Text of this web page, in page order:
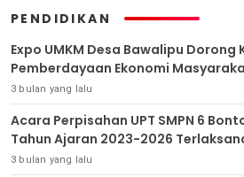
PENDIDIKAN
Expo UMKM Desa Bawalipu
Pemberdayaan Ekonomi
3 bulan yang lalu
Acara Perpisahan UPT SMPN 6
Tahun Ajaran 2023-2026
3 bulan yang lalu